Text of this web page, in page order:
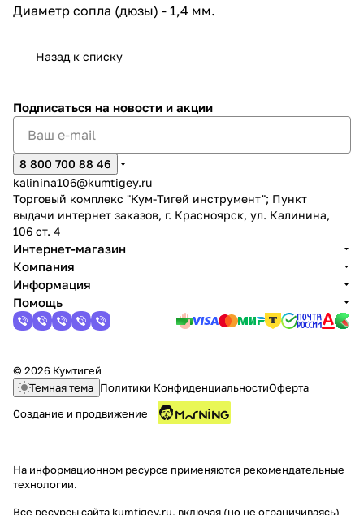
Диаметр сопла (дюзы) - 1,4 мм.
Назад к списку
Подписаться на новости и акции
8 800 700 88 46
kalinina106@kumtigey.ru
Торговый комплекс "Кум-Тигей инструмент"; Пункт
выдачи интернет заказов, г. Красноярск, ул. Калинина,
106 ст. 4
Интернет-магазин
Компания
Информация
Помощь
© 2026 Кумтигей
Темная тема Политики КонфиденциальностиОферта
Создание и продвижение
На информационном ресурсе применяются рекомендательные
технологии.
Все ресурсы сайта kumtigey.ru, включая (но не ограничиваясь)